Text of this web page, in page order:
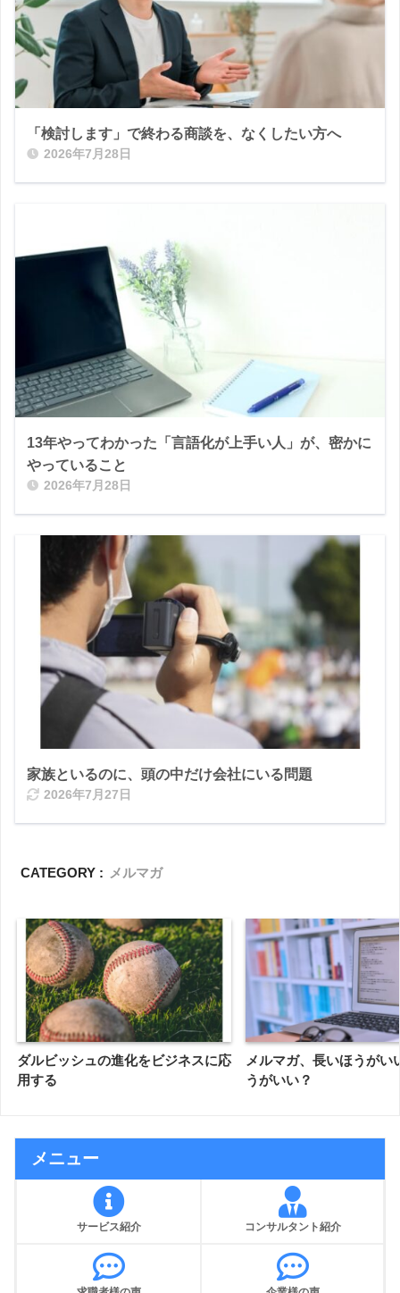
「検討します」で終わる商談を、なくしたい方へ
2026年7月28日
13年やってわかった「言語化が上手い人」が、密かに
やっていること
2026年7月28日
家族といるのに、頭の中だけ会社にいる問題
2026年7月27日
CATEGORY : メルマガ
ダルビッシュの進化をビジネスに応
用する
メルマガ、長いほうがい
うがいい？
メニュー
サービス紹介 コンサルタント紹介